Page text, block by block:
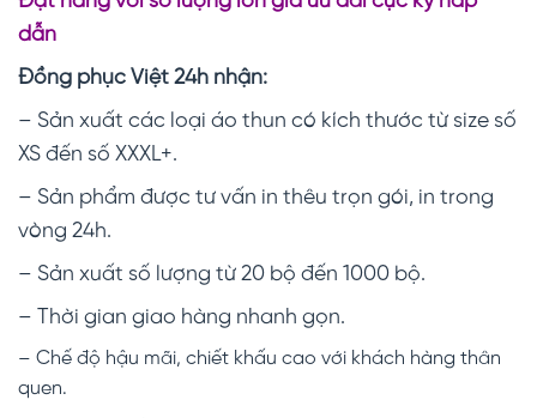
dẫn
Đồng phục Việt 24h nhận:
– Sản xuất các loại áo thun có kích thước từ size số
XS đến số XXXL+.
– Sản phẩm được tư vấn in thêu trọn gói, in trong
vòng 24h.
– Sản xuất số lượng từ 20 bộ đến 1000 bộ.
– Thời gian giao hàng nhanh gọn.
– Chế độ hậu mãi, chiết khấu cao với khách hàng thân
quen.